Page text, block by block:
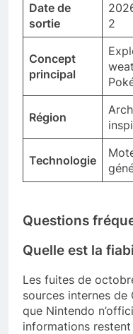
Date de
sortie
2
Concept
principal
Région
Technologie
Questions
Quelle est la
Les fuites de
sources internes de
que Nintendo
informations